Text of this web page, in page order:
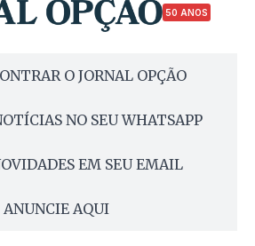
50 ANOS
O JORNAL OPÇÃO
NO SEU WHATSAPP
EM SEU EMAIL
ANUNCIE AQUI